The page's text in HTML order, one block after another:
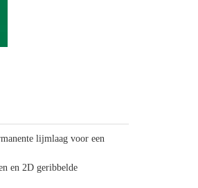
lijmlaag voor een
en 2D geribbelde